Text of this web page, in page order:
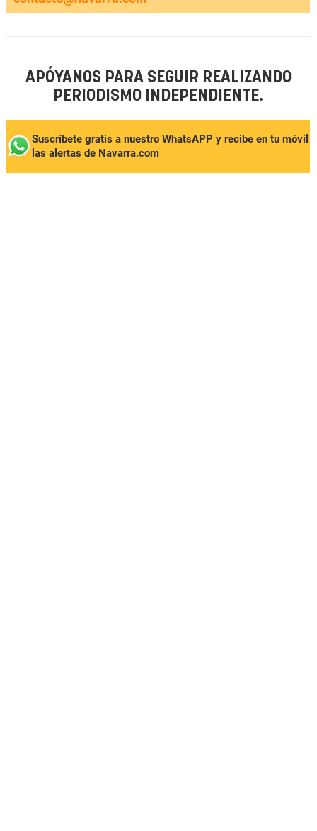
APÓYANOS PARA SEGUIR REALIZANDO
PERIODISMO INDEPENDIENTE.
Suscríbete gratis a nuestro WhatsAPP y recibe en tu móvil
las alertas de Navarra.com